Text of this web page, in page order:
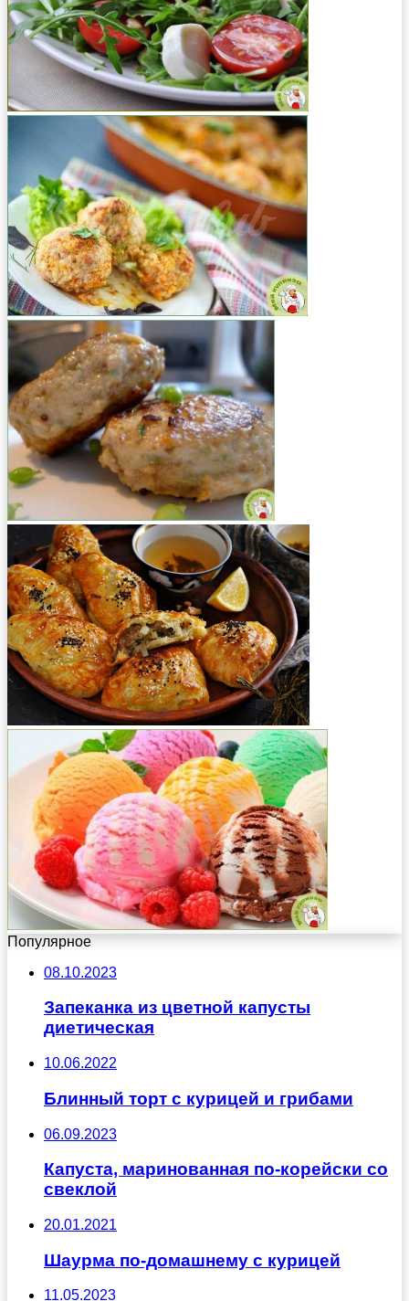
Популярное
08.10.2023
Запеканка из цветной капусты
диетическая
10.06.2022
Блинный торт с курицей и грибами
06.09.2023
Капуста, маринованная по-корейски со
свеклой
20.01.2021
Шаурма по-домашнему с курицей
11.05.2023